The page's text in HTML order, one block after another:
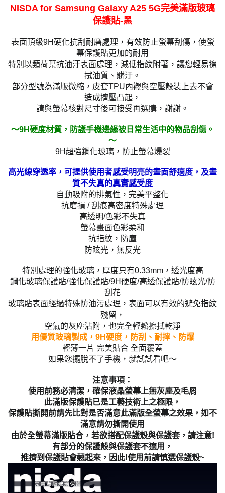
NISDA for Samsung Galaxy A25 5G完美滿版玻璃
保護貼-黑
表面頂級9H硬化抗刮耐磨處理，有效防止螢幕刮傷，使螢
幕保護貼更加的耐用
特別以類荷葉抗油汙表面處理，減低指紋附著，讓您輕易擦
拭油質、髒汙。
部分型號為滿版微縮，皮套TPU內襯與空壓殼裝上去不會
造成擠壓凸起，
請與螢幕核對尺寸後可接受再選購，謝謝。
～9H硬度材質，防護手機邊緣被日常生活中的物品刮傷。
～
9H超強鋼化玻璃，防止螢幕爆裂
高光線穿透率，可提供使用者感受明亮的畫面舒適度，及畫
質不失真的真實感受度
自動吸附的排氣性，完美平整化
抗磨損 / 刮痕高密度特殊處理
高透明/色彩不失真
螢幕畫面色彩柔和
抗指紋，防塵
防眩光，無反光
特別處理的強化玻璃，厚度只有0.33mm，透光度高
鋼化玻璃保護貼/強化保護貼/9H硬度/高透保護貼/防眩光/防
刮花
玻璃貼表面經過特殊防油污處理，表面可以有效的避免指紋
殘留，
空氣的灰塵沾附，也完全輕鬆擦拭乾淨
用優質玻璃製成，9H硬度，防刮、耐摔、防爆
輕薄一片 完美貼合 全面覆蓋
如果您擺脫不了手機，就試試看吧～
注意事項：
使用前務必清潔，確保液晶螢幕上無灰塵及毛屑
此滿版保護貼已是工藝技術上之極限，
保護貼撕開前請先比對是否滿意此滿版全螢幕之效果，如不
滿意請勿撕開使用
由於全螢幕滿版貼合，若欲搭配保護殼與保護套，請注意!
有部分的保護殼與保護套不適用，
推擠到保護貼會翹起來，因此!使用前請慎選保護殼~